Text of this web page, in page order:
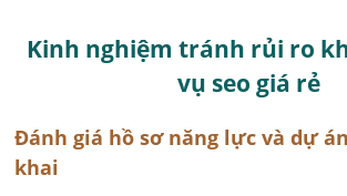
Kinh nghiệm tránh rủi ro
vụ seo giá rẻ
Đánh giá hồ sơ năng lực và dự
khai